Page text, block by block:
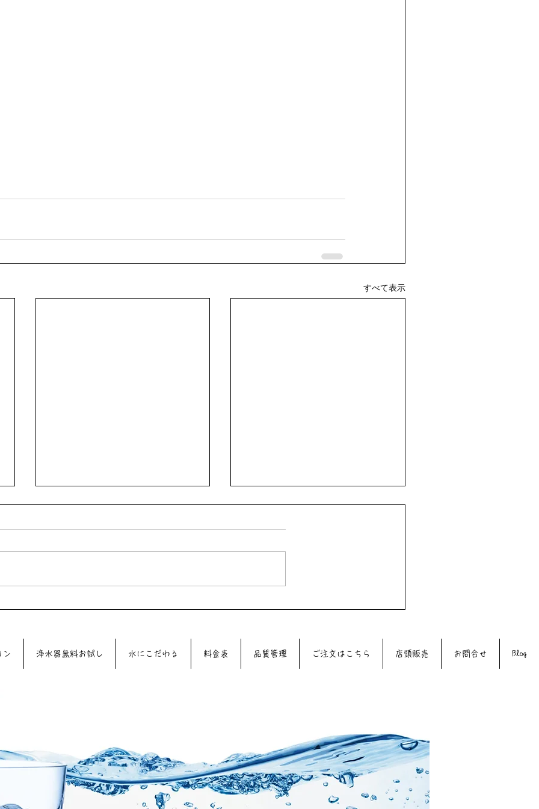
すべて表示
ン 浄水器無料お試し 水にこだわる 料金表 品質管理 ご注文はこちら 店頭販売 お問合せ Blog